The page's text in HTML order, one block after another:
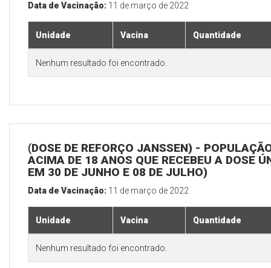
Data de Vacinação: 11 de março de 2022
Unidade Vacina Quantidade
Nenhum resultado foi encontrado.
(DOSE DE REFORÇO JANSSEN) -
ACIMA DE 18 ANOS QUE RECEBEU A DOSE
EM 30 DE JUNHO E 08 DE JULHO)
Data de Vacinação: 11 de março de 2022
Unidade Vacina Quantidade
Nenhum resultado foi encontrado.